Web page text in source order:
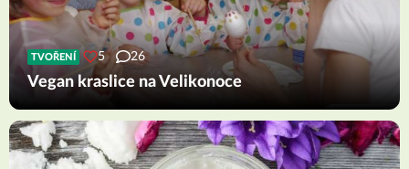
TVOŘENÍ 5 26
Vegan kraslice na Velikonoce